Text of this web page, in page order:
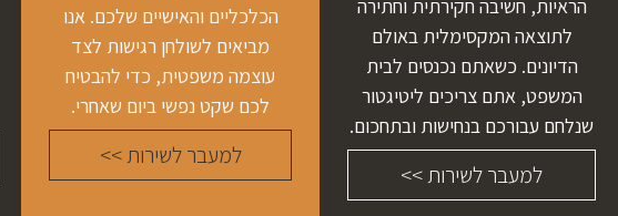
הראיות, חשיבה חקירתית וחתירה
לתוצאה המקסימלית באולם
הדיונים. כשאתם נכנסים לבית
המשפט, אתם צריכים ליטיגטור
שנלחם עבורכם בנחישות ובתחכום.
למעבר לשירות >>
הכלכליים והאישיים שלכם. אנו
מביאים לשולחן רגישות לצד
עוצמה משפטית, כדי להבטיח
לכם שקט נפשי ביום שאחרי.
למעבר לשירות >>